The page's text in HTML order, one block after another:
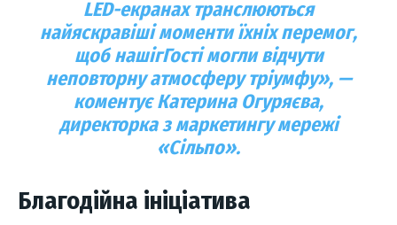
LED-екранах транслюються
найяскравіші моменти їхніх перемог,
щоб нашігГості могли відчути
неповторну атмосферу тріумфу», —
коментує Катерина Огуряєва,
директорка з маркетингу мережі
«Сільпо».
Благодійна ініціатива